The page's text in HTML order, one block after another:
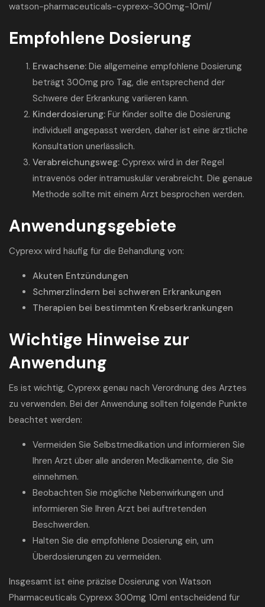
watson-pharmaceuticals-cyprexx-300mg-10ml/
Empfohlene Dosierung
Erwachsene: Die allgemeine empfohlene Dosierung
beträgt 300mg pro Tag, die entsprechend der
Schwere der Erkrankung variieren kann.
Kinderdosierung: Für Kinder sollte die Dosierung
individuell angepasst werden, daher ist eine ärztliche
Konsultation unerlässlich.
Verabreichungsweg: Cyprexx wird in der Regel
intravenös oder intramuskulär verabreicht. Die genaue
Methode sollte mit einem Arzt besprochen werden.
Anwendungsgebiete
Cyprexx wird häufig für die Behandlung von:
Akuten Entzündungen
Schmerzlindern bei schweren Erkrankungen
Therapien bei bestimmten Krebserkrankungen
Wichtige Hinweise zur
Anwendung
Es ist wichtig, Cyprexx genau nach Verordnung des Arztes
zu verwenden. Bei der Anwendung sollten folgende Punkte
beachtet werden:
Vermeiden Sie Selbstmedikation und informieren Sie
Ihren Arzt über alle anderen Medikamente, die Sie
einnehmen.
Beobachten Sie mögliche Nebenwirkungen und
informieren Sie Ihren Arzt bei auftretenden
Beschwerden.
Halten Sie die empfohlene Dosierung ein, um
Überdosierungen zu vermeiden.
Insgesamt ist eine präzise Dosierung von Watson
Pharmaceuticals Cyprexx 300mg 10ml entscheidend für